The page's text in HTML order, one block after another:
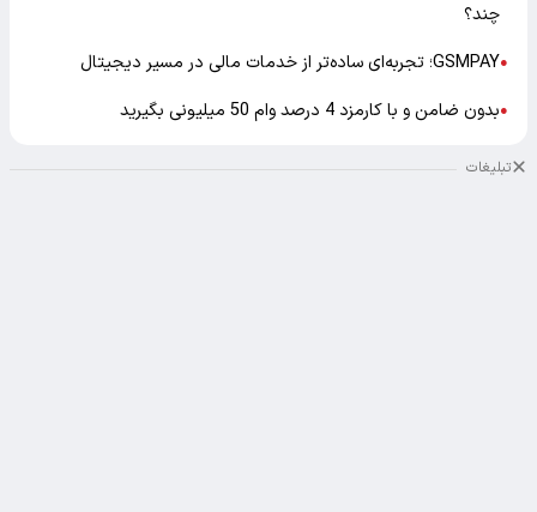
چند؟
●GSMPAY؛ تجربه‌ای ساده‌تر از خدمات مالی در مسیر دیجیتال
●بدون ضامن و با کارمزد 4 درصد وام 50 میلیونی بگیرید
تبلیغات